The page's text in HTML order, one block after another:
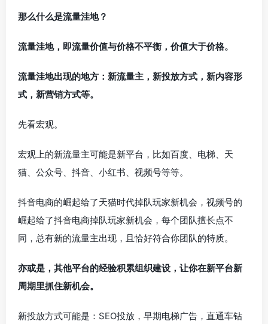
那么什么是流量洼地？
流量洼地，即流量价值与价格不平衡，价值大于价格。
流量洼地出现的地方：新流量主，新投放方式，新内容形
式，新营销方式等。
先看宏观。
宏观上的新流量主可能是新平台，比如百度、电梯、天
猫、公众号、抖音、小红书、视频号等等。
抖音电商的崛起给了天猫时代掉队玩家新机会，视频号的
崛起给了抖音电商掉队玩家新机会，每个团队擅长点不
同，总有新的流量主出现，且恰好符合你团队的特质。
亦或是，其他平台的经验积累组织建设，让你在新平台新
周期里抓住新机会。
新投放方式可能是：SEO投放，早期电梯广告，直通车钻